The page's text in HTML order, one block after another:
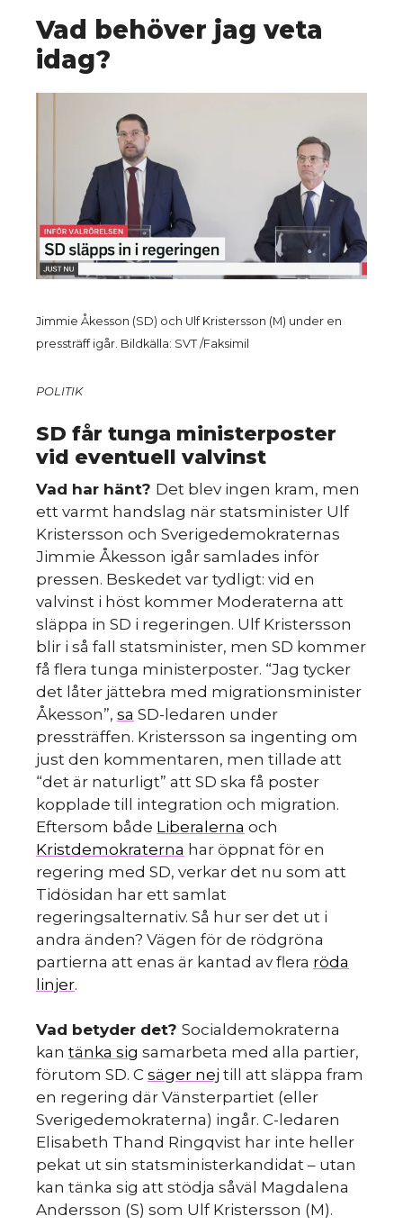
Vad behöver jag veta
idag?
Jimmie Åkesson (SD) och Ulf Kristersson (M) under en
pressträff igår. Bildkälla: SVT /Faksimil
POLITIK
SD får tunga ministerposter
vid eventuell valvinst
Vad har hänt? Det blev ingen kram, men
ett varmt handslag när statsminister Ulf
Kristersson och Sverigedemokraternas
Jimmie Åkesson igår samlades inför
pressen. Beskedet var tydligt: vid en
valvinst i höst kommer Moderaterna att
släppa in SD i regeringen. Ulf Kristersson
blir i så fall statsminister, men SD kommer
få flera tunga ministerposter. “Jag tycker
det låter jättebra med migrationsminister
Åkesson”, sa SD-ledaren under
pressträffen. Kristersson sa ingenting om
just den kommentaren, men tillade att
“det är naturligt” att SD ska få poster
kopplade till integration och migration.
Eftersom både Liberalerna och
Kristdemokraterna har öppnat för en
regering med SD, verkar det nu som att
Tidösidan har ett samlat
regeringsalternativ. Så hur ser det ut i
andra änden? Vägen för de rödgröna
partierna att enas är kantad av flera röda
linjer.
Vad betyder det? Socialdemokraterna
kan tänka sig samarbeta med alla partier,
förutom SD. C säger nej till att släppa fram
en regering där Vänsterpartiet (eller
Sverigedemokraterna) ingår. C-ledaren
Elisabeth Thand Ringqvist har inte heller
pekat ut sin statsministerkandidat – utan
kan tänka sig att stödja såväl Magdalena
Andersson (S) som Ulf Kristersson (M).